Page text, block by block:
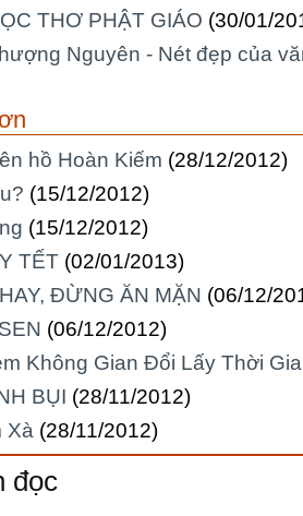
THƠ PHẬT GIÁO (30/01/
Nguyên - Nét đẹp của
hồ Hoàn Kiếm (28/12/2012)
(15/12/2012)
(15/12/2012)
TẾT (02/01/2013)
ĐỪNG ĂN MẶN (06/12/
(06/12/2012)
Không Gian Đổi Lấy Thời
BỤI (28/11/2012)
Xà (28/11/2012)
đọc